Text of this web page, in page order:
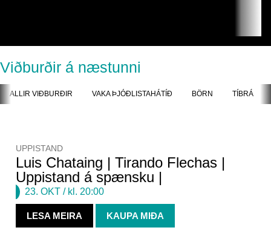
Viðburðir á næstunni
ALLIR VIÐBURÐIR VAKA ÞJÓÐLISTAHÁTÍÐ BÖRN TÍBRÁ
UPPISTAND
Luis Chataing | Tirando Flechas |
Uppistand á spænsku |
23. OKT / kl. 20:00
LESA MEIRA KAUPA MIÐA